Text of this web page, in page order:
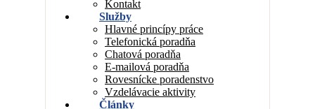
Kontakt
Služby
Hlavné princípy práce
Telefonická poradňa
Chatová poradňa
E-mailová poradňa
Rovesnícke poradenstvo
Vzdelávacie aktivity
Články